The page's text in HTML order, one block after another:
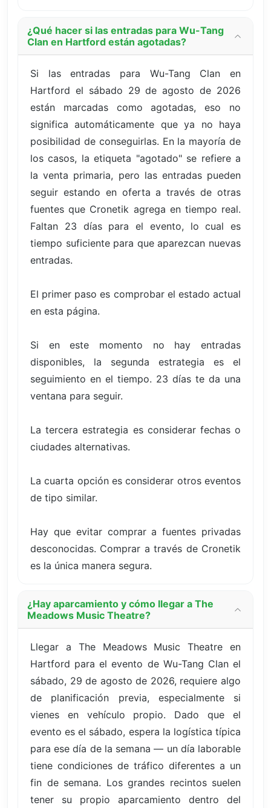
¿Qué hacer si las entradas para Wu-Tang
Clan en Hartford están agotadas?
Si las entradas para Wu-Tang Clan en
Hartford el sábado 29 de agosto de 2026
están marcadas como agotadas, eso no
significa automáticamente que ya no haya
posibilidad de conseguirlas. En la mayoría de
los casos, la etiqueta "agotado" se refiere a
la venta primaria, pero las entradas pueden
seguir estando en oferta a través de otras
fuentes que Cronetik agrega en tiempo real.
Faltan 23 días para el evento, lo cual es
tiempo suficiente para que aparezcan nuevas
entradas.
El primer paso es comprobar el estado actual
en esta página.
Si en este momento no hay entradas
disponibles, la segunda estrategia es el
seguimiento en el tiempo. 23 días te da una
ventana para seguir.
La tercera estrategia es considerar fechas o
ciudades alternativas.
La cuarta opción es considerar otros eventos
de tipo similar.
Hay que evitar comprar a fuentes privadas
desconocidas. Comprar a través de Cronetik
es la única manera segura.
¿Hay aparcamiento y cómo llegar a The
Meadows Music Theatre?
Llegar a The Meadows Music Theatre en
Hartford para el evento de Wu-Tang Clan el
sábado, 29 de agosto de 2026, requiere algo
de planificación previa, especialmente si
vienes en vehículo propio. Dado que el
evento es el sábado, espera la logística típica
para ese día de la semana — un día laborable
tiene condiciones de tráfico diferentes a un
fin de semana. Los grandes recintos suelen
tener su propio aparcamiento dentro del